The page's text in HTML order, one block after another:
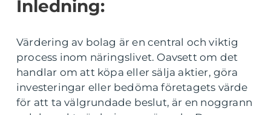
Inledning:
Värdering av bolag är en central och viktig
process inom näringslivet. Oavsett om det
handlar om att köpa eller sälja aktier, göra
investeringar eller bedöma företagets värde
för att ta välgrundade beslut, är en noggrann